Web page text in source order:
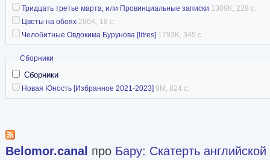
Тридцать третье марта, или Провинциальные записки 1309K, 228 с.
Цветы на обоях 286K, 18 с.
Челобитные Овдокима Бурунова [litres] 1793K, 345 с.
Скрыть
Сборники
Сборники
Новая Юность [Избранное 2021-2023] 9M, 824 с.
Belomor.canal про Бару: Скатерть